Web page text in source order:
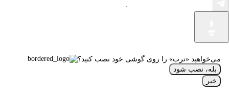
می‌خواهید «ترب» را روی گوشی خود نصب کنید؟
بله، نصب شود
خیر